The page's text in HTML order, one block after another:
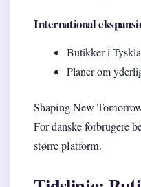
International
Butikker i
Planer om
Shaping New
For danske forbrugere
større platform.